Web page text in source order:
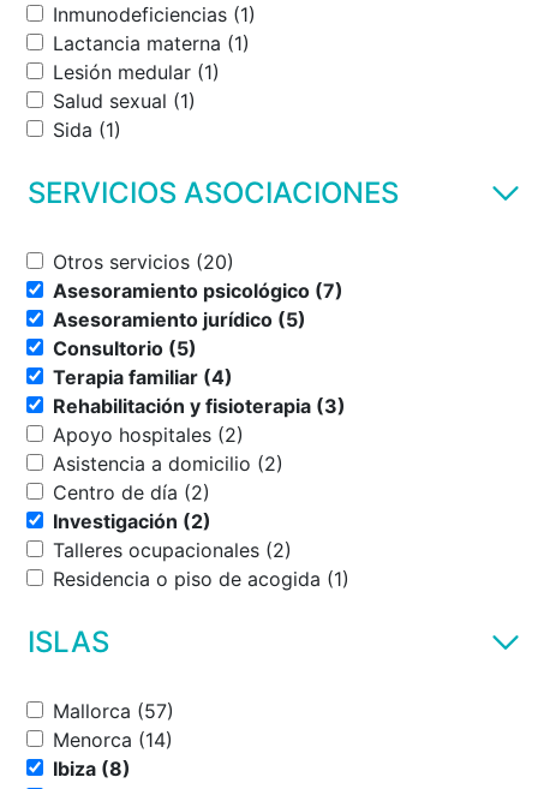
Inmunodeficiencias (1)
Lactancia materna (1)
Lesión medular (1)
Salud sexual (1)
Sida (1)
SERVICIOS ASOCIACIONES
Otros servicios (20)
Asesoramiento psicológico (7)
Asesoramiento jurídico (5)
Consultorio (5)
Terapia familiar (4)
Rehabilitación y fisioterapia (3)
Apoyo hospitales (2)
Asistencia a domicilio (2)
Centro de día (2)
Investigación (2)
Talleres ocupacionales (2)
Residencia o piso de acogida (1)
ISLAS
Mallorca (57)
Menorca (14)
Ibiza (8)